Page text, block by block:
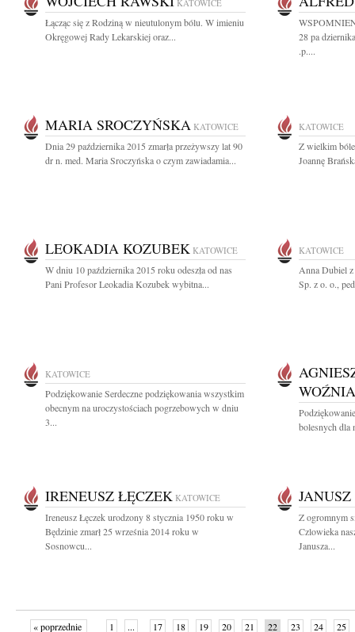
KATOWICE
Łącząc się z Rodziną w nieutulonym bólu. W imieniu
Okręgowej Rady Lekarskiej oraz...
28 pa
.p....
MARIA SROCZYŃSKA KATOWICE
Dnia 29 października 2015 zmarła przeżywszy lat 90
dr n. med. Maria Sroczyńska o czym zawiadamia...
KATOWICE
Z wielkim
Joannę
LEOKADIA KOZUBEK KATOWICE
W dniu 10 października 2015 roku odeszła od nas
Pani Profesor Leokadia Kozubek wybitna...
KATOWICE
Anna Dubiel
Sp. z o. o.,
KATOWICE
Podziękowanie Serdeczne podziękowania wszystkim
obecnym na uroczystościach pogrzebowych w dniu
3...
bolesnych dla
IRENEUSZ ŁĘCZEK KATOWICE
Ireneusz Łęczek urodzony 8 stycznia 1950 roku w
Będzinie zmarł 25 września 2014 roku w
Sosnowcu...
Z ogromnym
Czlowieka
Janusza...
« poprzednie 1 ... 17 18 19 20 21 22 23 24 25